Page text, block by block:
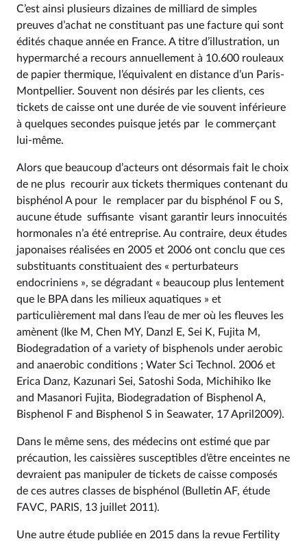
C’est ainsi plusieurs dizaines de milliard de simples
preuves d’achat ne constituant pas une facture qui sont
édités chaque année en France. A titre d’illustration, un
hypermarché a recours annuellement à 10.600 rouleaux
de papier thermique, l’équivalent en distance d’un Paris-
Montpellier. Souvent non désirés par les clients, ces
tickets de caisse ont une durée de vie souvent inférieure
à quelques secondes puisque jetés par le commerçant
lui-même.
Alors que beaucoup d’acteurs ont désormais fait le choix
de ne plus recourir aux tickets thermiques contenant du
bisphénol A pour le remplacer par du bisphénol F ou S,
aucune étude suffisante visant garantir leurs innocuités
hormonales n’a été entreprise. Au contraire, deux études
japonaises réalisées en 2005 et 2006 ont conclu que ces
substituants constituaient des « perturbateurs
endocriniens », se dégradant « beaucoup plus lentement
que le BPA dans les milieux aquatiques » et
particulièrement mal dans l’eau de mer où les fleuves les
amènent (Ike M, Chen MY, Danzl E, Sei K, Fujita M,
Biodegradation of a variety of bisphenols under aerobic
and anaerobic conditions ; Water Sci Technol. 2006 et
Erica Danz, Kazunari Sei, Satoshi Soda, Michihiko Ike
and Masanori Fujita, Biodegradation of Bisphenol A,
Bisphenol F and Bisphenol S in Seawater, 17 April2009).
Dans le même sens, des médecins ont estimé que par
précaution, les caissières susceptibles d’être enceintes ne
devraient pas manipuler de tickets de caisse composés
de ces autres classes de bisphénol (Bulletin AF, étude
FAVC, PARIS, 13 juillet 2011).
Une autre étude publiée en 2015 dans la revue Fertility